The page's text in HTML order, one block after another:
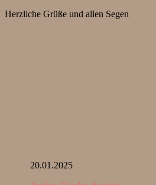
Herzliche Grüße und allen Segen
20.01.2025